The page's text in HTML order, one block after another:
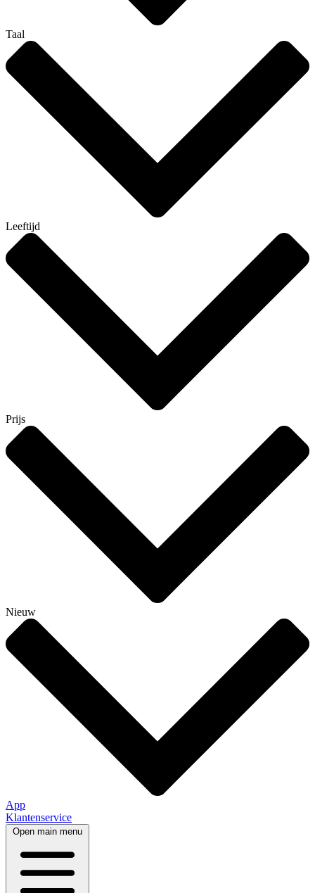
Taal
Leeftijd
Prijs
Nieuw
App
Klantenservice
Open main menu